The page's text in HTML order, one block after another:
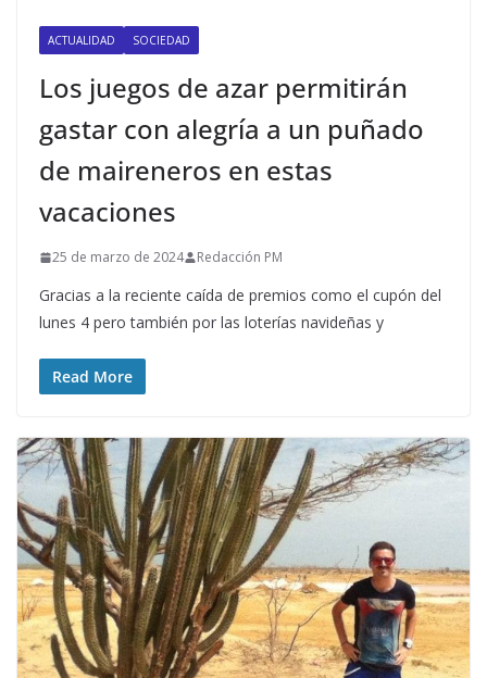
ACTUALIDAD SOCIEDAD
Los juegos de azar permitirán
gastar con alegría a un puñado
de maireneros en estas
vacaciones
25 de marzo de 2024 Redacción PM
Gracias a la reciente caída de premios como el cupón del
lunes 4 pero también por las loterías navideñas y
Read More